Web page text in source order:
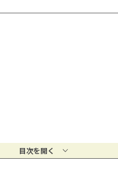
目次を開く